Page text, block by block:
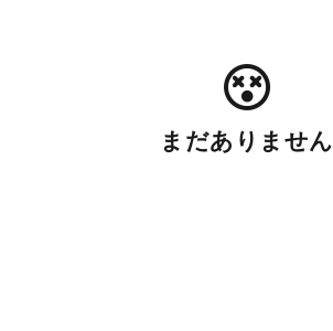
まだありません